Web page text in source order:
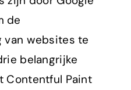
de
van websites te
belangrijke
Contentful Paint